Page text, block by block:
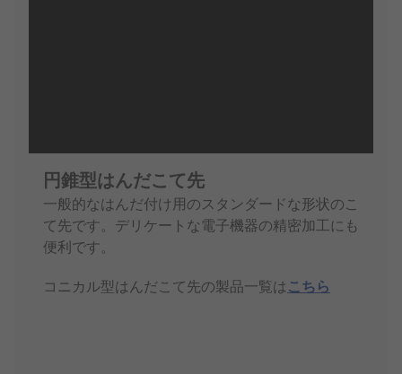
円錐型はんだこて先
一般的なはんだ付け用のスタンダードな形状のこ
て先です。デリケートな電子機器の精密加工にも
便利です。
コニカル型はんだこて先の製品一覧はこちら